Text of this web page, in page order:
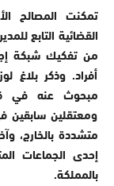
تمكنت المصالح
القضائية التابع
من تفكيك شبكة
أفراد. وذكر بلاغ
مبحوث عنه في
ومعتقلين سابقين
متشددة بالخارج،
إحدى الجماعات
بالمملكة.